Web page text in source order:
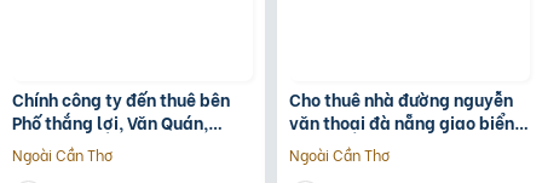
Chính công ty đến thuê bên
Phố thắng lợi, Văn Quán,
80m, 19.5 triệu/tháng, 2 Mặt
Phố xe con hạn chế
Ngoài Cần Thơ
Cho thuê nhà đường nguyễn
văn thoại đà nẵng giao biển 2
mặt tiền ngang 9m
Ngoài Cần Thơ